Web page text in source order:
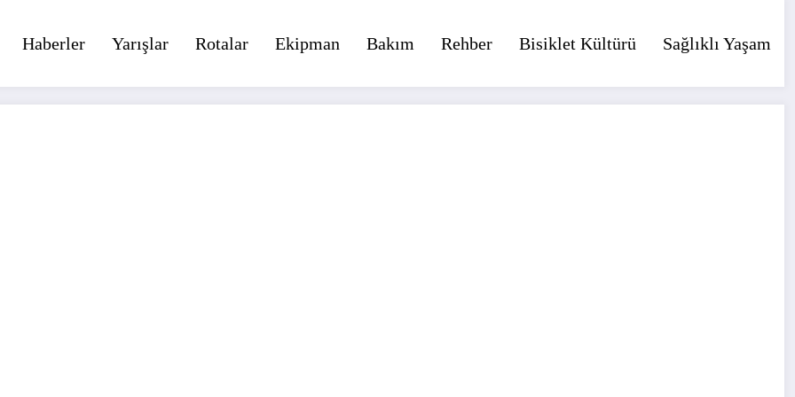
Haberler Yarışlar Rotalar Ekipman Bakım Rehber Bisiklet Kültürü Sağlıklı Yaşam